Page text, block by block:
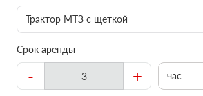
Трактор МТЗ с щеткой
Срок аренды
- + час